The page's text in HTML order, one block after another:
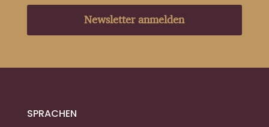
Newsletter anmelden
SPRACHEN